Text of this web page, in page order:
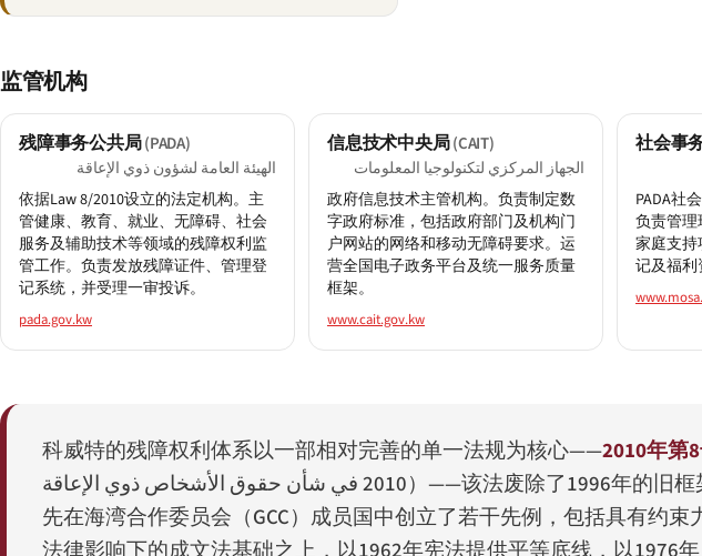
监管机构
残障事务公共局(PADA)
الهيئة العامة لشؤون ذوي الإعاقة
依据Law 8/2010设立的法定机构。主
管健康、教育、就业、无障碍、社会
服务及辅助技术等领域的残障权利监
管工作。负责发放残障证件、管理登
记系统，并受理一审投诉。
pada.gov.kw
信息技术中央局(CAIT)
الجهاز المركزي لتكنولوجيا المعلومات
政府信息技术主管机构。负责制定数
字政府标准，包括政府部门及机构门
户网站的网络和移动无障碍要求。运
营全国电子政务平台及统一服务质量
框架。
www.cait.gov.kw
社会事
PADA社
负责管
家庭支持
记及福利
科威特的残障权利体系以一部相对完善的单一法规为核心——2010年第
2010 في شأن حقوق الأشخاص ذوي الإعاقة）——该法废除了1996年的旧
先在海湾合作委员会（GCC）成员国中创立了若干先例，包括具有约